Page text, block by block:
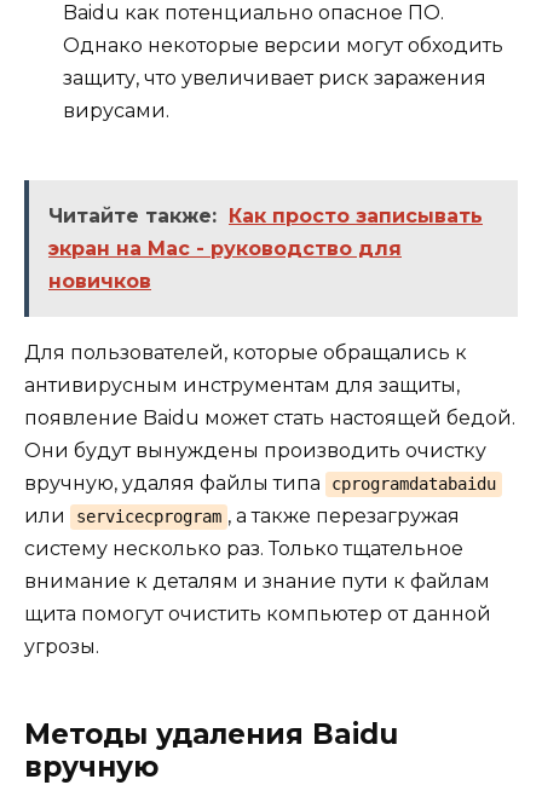
Baidu как потенциально опасное ПО.
Однако некоторые версии могут обходить
защиту, что увеличивает риск заражения
вирусами.
Читайте также: Как просто записывать
экран на Mac - руководство для
новичков
Для пользователей, которые обращались к
антивирусным инструментам для защиты,
появление Baidu может стать настоящей бедой.
Они будут вынуждены производить очистку
вручную, удаляя файлы типа
cprogramdatabaidu
или servicecprogram , а также перезагружая
систему несколько раз. Только тщательное
внимание к деталям и знание пути к файлам
щита помогут очистить компьютер от данной
угрозы.
Методы удаления Baidu
вручную